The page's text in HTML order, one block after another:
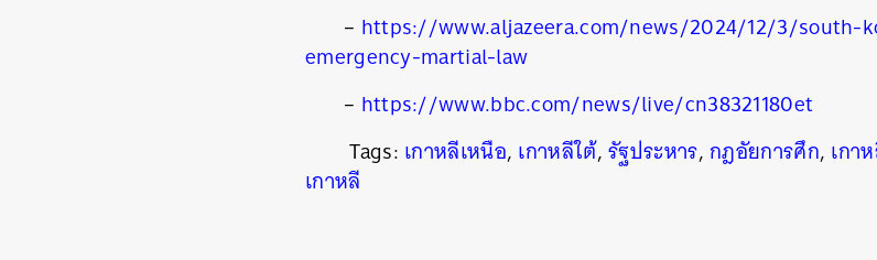
– https://www.aljazeera.com/news/2024/12/3/south-
emergency-martial-law
– https://www.bbc.com/news/live/cn38321180et
Tags: เกาหลีเหนือ, เกาหลีใต้,รัฐประหาร,กฎอัยการศึก, เกา
เกาหลี